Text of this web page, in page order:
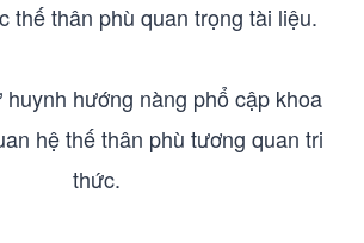
thế thân phù quan trọng tài liệu.
huynh hướng nàng phổ cập khoa
hệ thế thân phù tương quan tri
thức.